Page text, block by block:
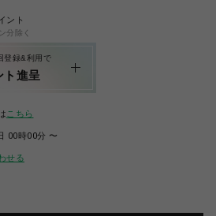
ント
分除く
登録&利用で
ト進呈
こちら
00時00分 〜
せる